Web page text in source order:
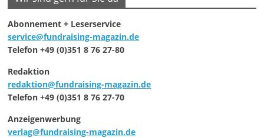
Abonnement + Leserservice
service@fundraising-magazin.de
Telefon +49 (0)351 8 76 27-80
Redaktion
redaktion@fundraising-magazin.de
Telefon +49 (0)351 8 76 27-70
Anzeigenwerbung
verlag@fundraising-magazin.de